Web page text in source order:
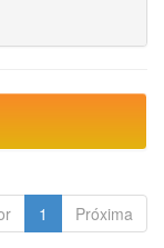
1 Próxima